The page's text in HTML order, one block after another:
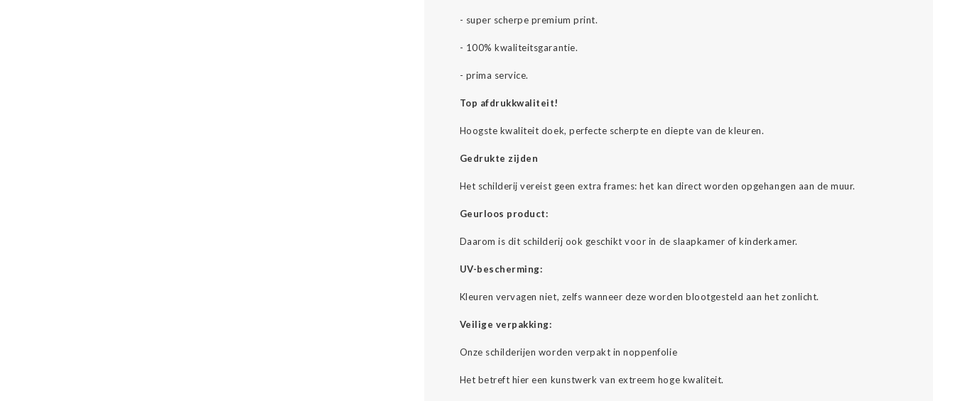
- super scherpe premium print.
- 100% kwaliteitsgarantie.
- prima service.
Top afdrukkwaliteit!
Hoogste kwaliteit doek, perfecte scherpte en diepte van de kleuren.
Gedrukte zijden
Het schilderij vereist geen extra frames: het kan direct worden opgehangen aan de muur.
Geurloos product:
Daarom is dit schilderij ook geschikt voor in de slaapkamer of kinderkamer.
UV-bescherming:
Kleuren vervagen niet, zelfs wanneer deze worden blootgesteld aan het zonlicht.
Veilige verpakking:
Onze schilderijen worden verpakt in noppenfolie
Het betreft hier een kunstwerk van extreem hoge kwaliteit.